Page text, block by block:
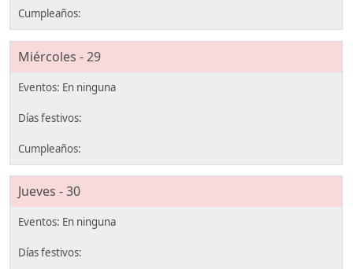
Miércoles - 29
Jueves - 30